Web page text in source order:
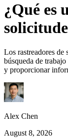
¿Qué es
Los rastreadores
búsqueda de
y proporcionar
Alex Chen
August 8, 2026